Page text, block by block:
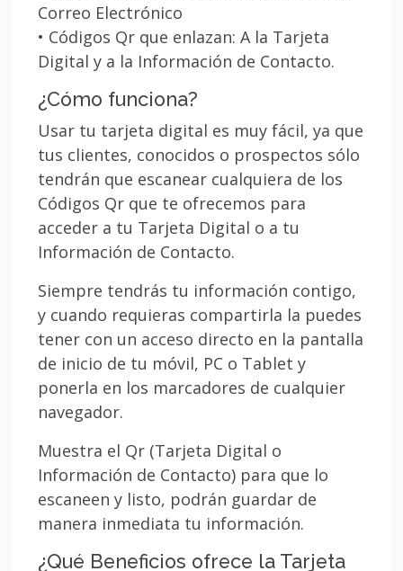
Correo Electrónico
• Códigos Qr que enlazan: A la Tarjeta
Digital y a la Información de Contacto.
¿Cómo funciona?
Usar tu tarjeta digital es muy fácil, ya que
tus clientes, conocidos o prospectos sólo
tendrán que escanear cualquiera de los
Códigos Qr que te ofrecemos para
acceder a tu Tarjeta Digital o a tu
Información de Contacto.
Siempre tendrás tu información contigo,
y cuando requieras compartirla la puedes
tener con un acceso directo en la pantalla
de inicio de tu móvil, PC o Tablet y
ponerla en los marcadores de cualquier
navegador.
Muestra el Qr (Tarjeta Digital o
Información de Contacto) para que lo
escaneen y listo, podrán guardar de
manera inmediata tu información.
¿Qué Beneficios ofrece la Tarjeta